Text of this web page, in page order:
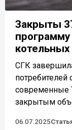
Закрыты
СГК
потребителей
современные
закрытым
06.07.2025